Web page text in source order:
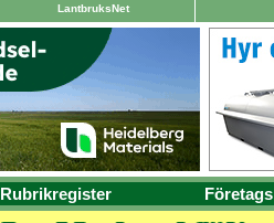
LantbruksNet
Rubrikregister